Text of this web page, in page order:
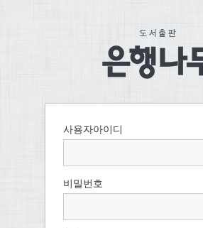
사용자아이디
비밀번호